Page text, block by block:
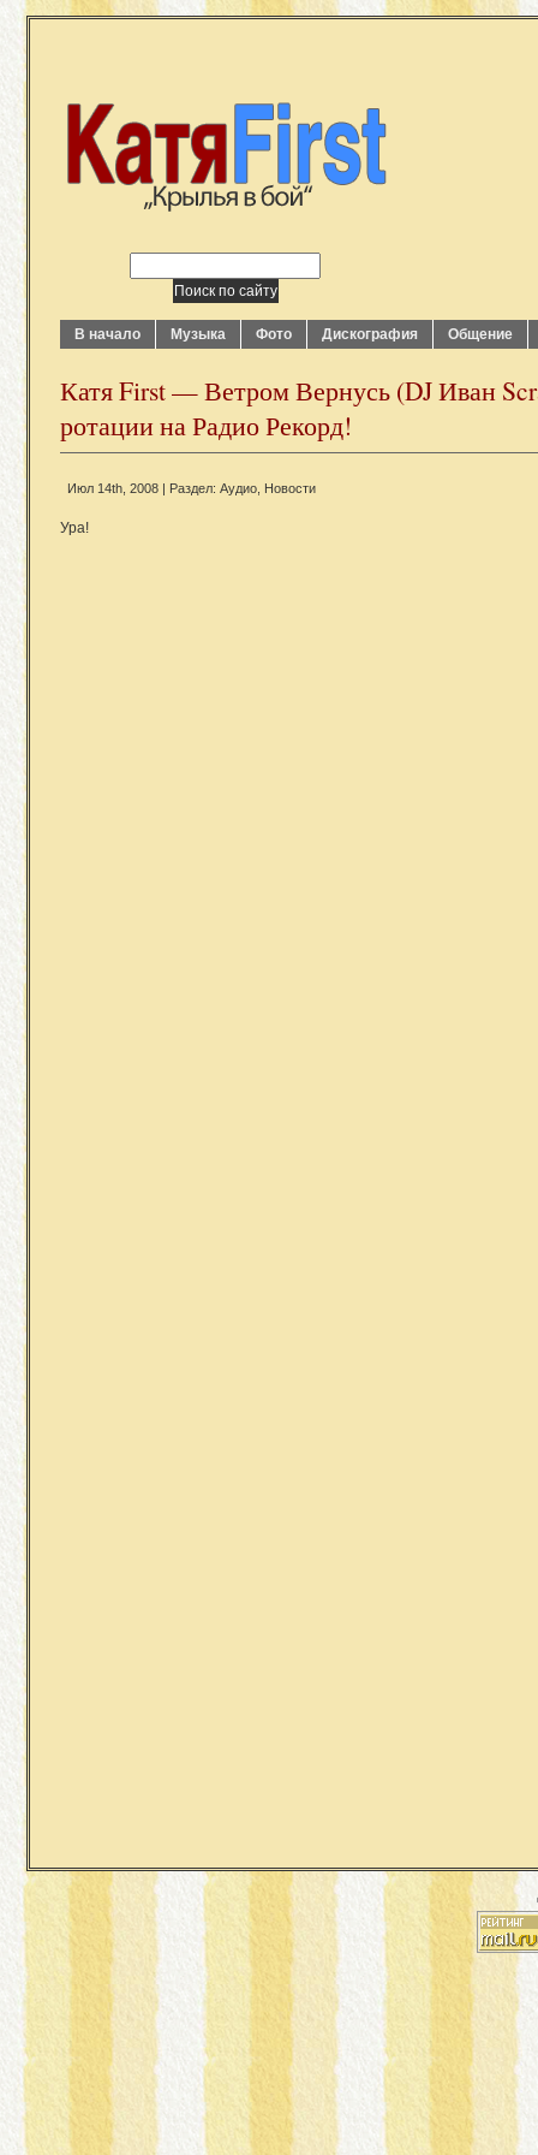
В начало Музыка Фото Дискография Общение
Катя First — Ветром Вернусь (DJ Иван
ротации на Радио Рекорд!
Июл 14th, 2008 | Раздел: Аудио Новости
Ура!